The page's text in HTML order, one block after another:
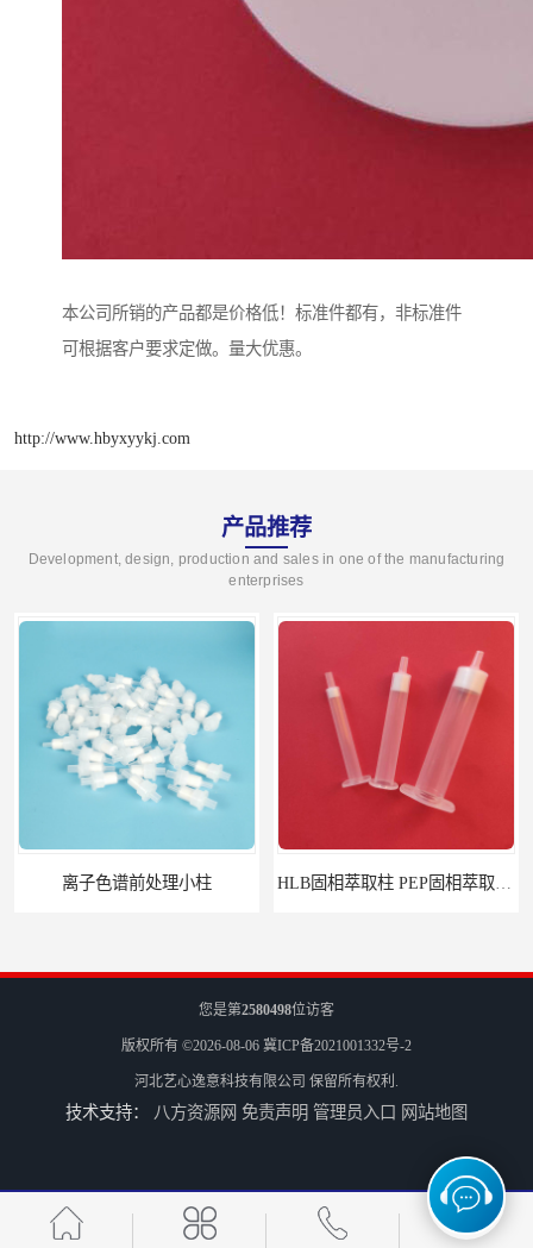
本公司所销的产品都是价格低！标准件都有，非标准件
可根据客户要求定做。量大优惠。
http://www.hbyxyykj.com
产品推荐
Development, design, production and sales in one of the manufacturing
enterprises
您是第2580498位访客
版权所有 ©2026-08-06 冀ICP备2021001332号-2
河北艺心逸意科技有限公司 保留所有权利.
技术支持： 八方资源网 免责声明 管理员入口 网站地图